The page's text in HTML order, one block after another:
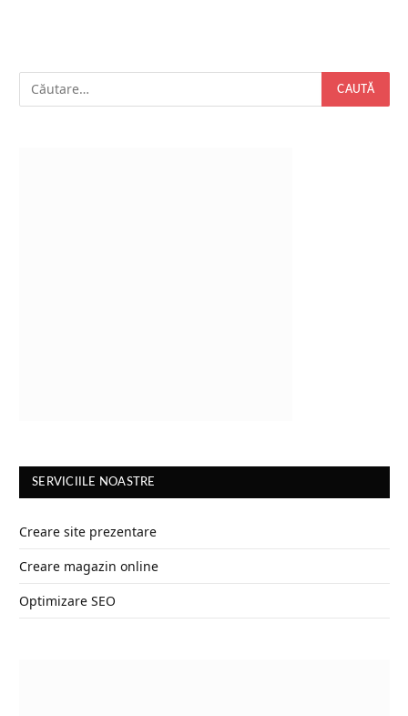
SERVICIILE NOASTRE
Creare site prezentare
Creare magazin online
Optimizare SEO